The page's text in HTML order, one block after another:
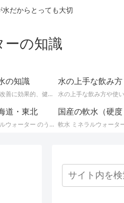
だからとっても大切
ーの知識
の知識
体の不調の改善に効果的、健康や美容によい水についてなど、知っているとお得な情報。
道・東北
国産ミネラルウォーター のうち、 北海道・東北地方のミネラルウォーター に関する情報です。